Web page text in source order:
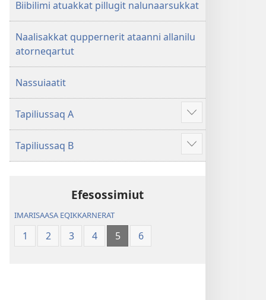
Biibilimi atuakkat pillugit nalunaarsukkat
Naalisakkat quppernerit ataanni allanilu
atorneqartut
Nassuiaatit
Tapiliussaq A
Show
more
Tapiliussaq B
Show
more
Efesossimiut
IMARISAASA EQIKKARNERAT
1 2 3 4 5 6